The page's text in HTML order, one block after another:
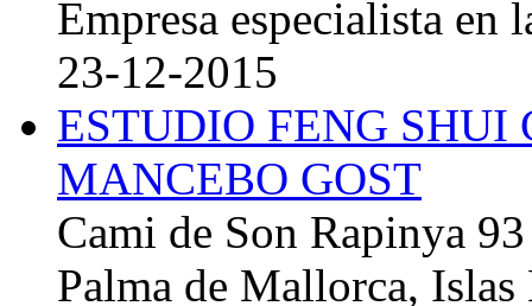
Empresa especialista en
23-12-2015
ESTUDIO FENG
MANCEBO GOST
Cami de Son Rapinya 93
Palma de Mallorca, Islas